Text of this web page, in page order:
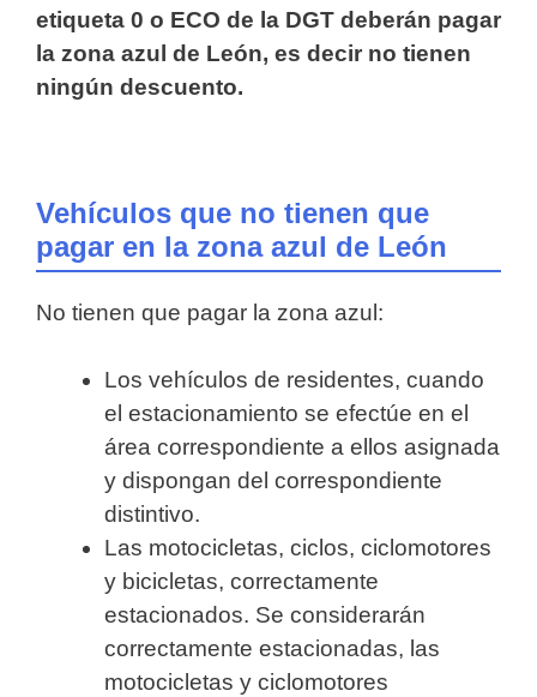
etiqueta 0 o ECO de la DGT deberán pagar
la zona azul de León, es decir no tienen
ningún descuento.
Vehículos que no tienen que
pagar en la zona azul de León
No tienen que pagar la zona azul:
Los vehículos de residentes, cuando
el estacionamiento se efectúe en el
área correspondiente a ellos asignada
y dispongan del correspondiente
distintivo.
Las motocicletas, ciclos, ciclomotores
y bicicletas, correctamente
estacionados. Se considerarán
correctamente estacionadas, las
motocicletas y ciclomotores